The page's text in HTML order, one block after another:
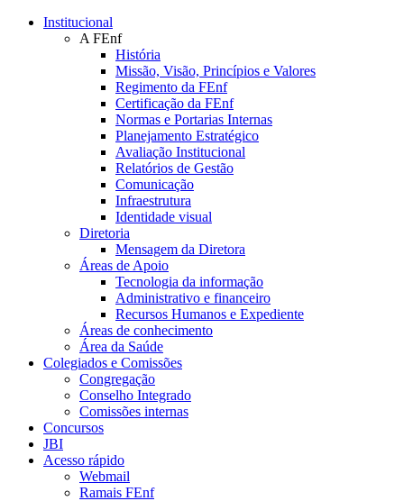
Conteúdo principal
Institucional
A FEnf
História
Missão, Visão, Princípios e Valores
Regimento da FEnf
Certificação da FEnf
Normas e Portarias Internas
Planejamento Estratégico
Avaliação Institucional
Relatórios de Gestão
Comunicação
Infraestrutura
Identidade visual
Diretoria
Mensagem da Diretora
Áreas de Apoio
Tecnologia da informação
Administrativo e financeiro
Recursos Humanos e Expediente
Áreas de conhecimento
Área da Saúde
Colegiados e Comissões
Congregação
Conselho Integrado
Comissões internas
Concursos
JBI
Acesso rápido
Webmail
Ramais FEnf